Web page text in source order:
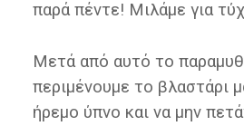
παρά πέντε! Μιλάμε για
Μετά από αυτό το
περιμένουμε το βλαστάρι
ήρεμο ύπνο και να μην